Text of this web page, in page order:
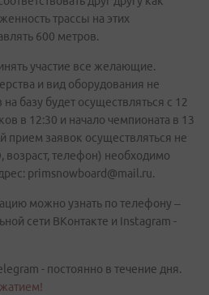
трассы на этих
600 метров.
участие все желающие.
и вид оборудования не
базу будет осуществляться с 12
в 12:30 и начало чемпионата в 13
прием заявок осуществляться не
возраст, телефон) необходимо
primsnowboard@mail.ru.
можно узнать по телефону –
сети ВКонтакте и Instagram -
- постоянно в течение дня.